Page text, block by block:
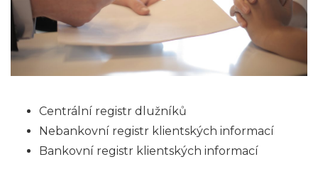
Centrální registr dlužníků
Nebankovní registr klientských informací
Bankovní registr klientských informací